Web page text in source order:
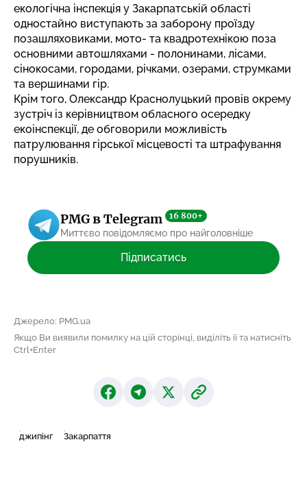
екологічна інспекція у Закарпатській області
одностайно виступають за заборону проїзду
позашляховиками, мото- та квадротехнікою поза
основними автошляхами - полонинами, лісами,
сінокосами, городами, річками, озерами, струмками
та вершинами гір.
Крім того, Олександр Краснолуцький провів окрему
зустріч із керівництвом обласного осередку
екоінспекції, де обговорили можливість
патрулювання гірської місцевості та штрафування
порушників.
PMG в Telegram 16 800+
Миттєво повідомляємо про найголовніше
Підписатись
Джерело: PMG.ua
Якщо Ви виявили помилку на цій сторінці, виділіть її та натисніть
Ctrl+Enter
джипінг Закарпаття